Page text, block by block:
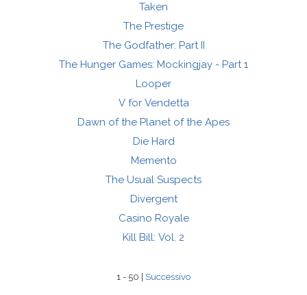
Taken
The Prestige
The Godfather: Part II
The Hunger Games: Mockingjay - Part 1
Looper
V for Vendetta
Dawn of the Planet of the Apes
Die Hard
Memento
The Usual Suspects
Divergent
Casino Royale
Kill Bill: Vol. 2
1 - 50 | Successivo